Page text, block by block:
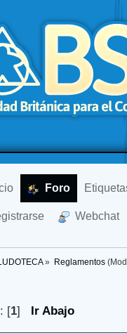
Foro
Webchat
LUDOTECA» Reglamentos
[1] Ir Abajo